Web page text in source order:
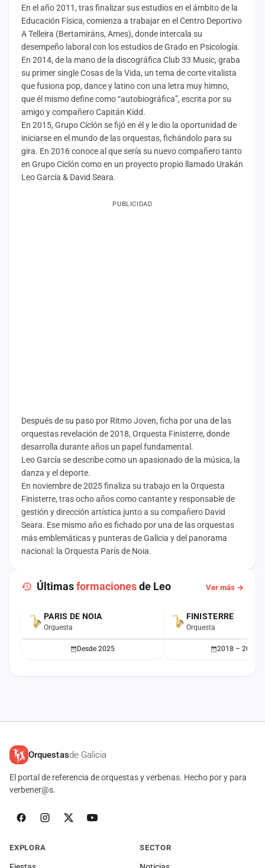
En el año 2011, tras finalizar sus estudios en el ámbito de la
Educación Física, comienza a trabajar en el Centro Deportivo
A Telleira (Bertamiráns, Ames), donde intercala su
desempeño laboral con los estudios de Grado en Psicología.
En 2014, de la mano de la discográfica Club 33 Music, graba
su primer single Cosas de la Vida, un tema de corte vitalista
que fusiona pop, dance y latino con una letra muy himno,
que él mismo define como “autobiográfica”, escrita por su
amigo y compañero Capitán Kidd.
En 2015, Grupo Ciclón se fijó en él y le dio la oportunidad de
iniciarse en el mundo de las orquestas, fichándolo para su
gira. En 2016 conoce al que sería su nuevo compañero tanto
en Grupo Ciclón como en un proyecto propio llamado Urakán
Leo García & David Seara.
PUBLICIDAD
Después de su paso por Ritmo Joven, ficha por una de las
orquestas revelación de 2018, Orquesta Finisterre, donde
desarrolla durante años un papel fundamental.
Leo García se describe como un apasionado de la música, la
danza y el deporte.
En noviembre de 2025 finaliza su trabajo en la Orquesta
Finisterre, tras ocho años como cantante y responsable de
gestión y dirección artística junto a su compañero David
Seara. Ese mismo año es fichado por una de las orquestas
más emblemáticas y punteras de Galicia y del panorama
nacional: la Orquesta París de Noia.
Últimasformacionesde Leo Ver más →
ACTUALPARIS DE NOIA
Orquesta
Desde 2025
FINISTERRE
Orquesta
2018 – 2025
Orquestasde Galicia
El portal de referencia de orquestas y verbenas. Hecho por y para
verbener@s.
EXPLORA SECTOR